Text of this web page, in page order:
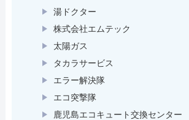
湯ドクター
株式会社エムテック
太陽ガス
タカラサービス
エラー解決隊
エコ突撃隊
鹿児島エコキュート交換センター